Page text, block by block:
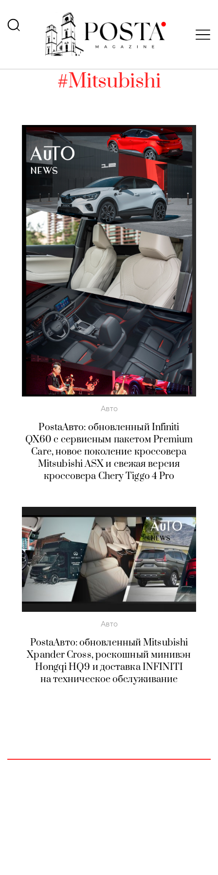
#Mitsubishi
Авто
PostaАвто: обновленный Infiniti
QX60 с сервисным пакетом Premium
Care, новое поколение кроссовера
Mitsubishi ASX и свежая версия
кроссовера Chery Tiggo 4 Pro
Авто
PostaАвто: обновленный Mitsubishi
Xpander Cross, роскошный минивэн
Hongqi HQ9 и доставка INFINITI
на техническое обслуживание